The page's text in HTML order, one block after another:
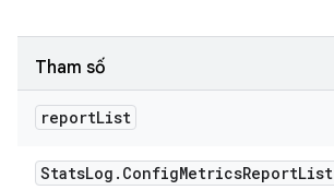
Tham số
reportList
StatsLog . ConfigMetricsReportList